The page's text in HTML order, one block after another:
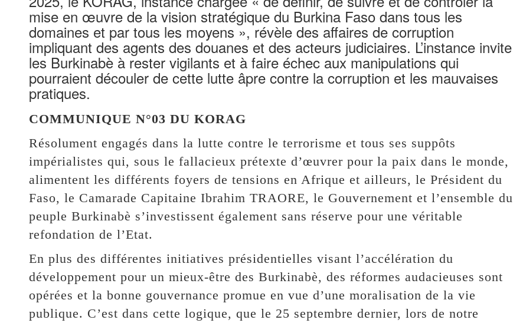
mise en œuvre de la vision stratégique du Burkina Faso dans tous les
domaines et par tous les moyens », révèle des affaires de corruption
impliquant des agents des douanes et des acteurs judiciaires. L’instance invite
les Burkinabè à rester vigilants et à faire échec aux manipulations qui
pourraient découler de cette lutte âpre contre la corruption et les mauvaises
pratiques.
COMMUNIQUE N°03 DU KORAG
Résolument engagés dans la lutte contre le terrorisme et tous ses suppôts
impérialistes qui, sous le fallacieux prétexte d’œuvrer pour la paix dans le monde,
alimentent les différents foyers de tensions en Afrique et ailleurs, le Président du
Faso, le Camarade Capitaine Ibrahim TRAORE, le Gouvernement et l’ensemble du
peuple Burkinabè s’investissent également sans réserve pour une véritable
refondation de l’Etat.
En plus des différentes initiatives présidentielles visant l’accélération du
développement pour un mieux-être des Burkinabè, des réformes audacieuses sont
opérées et la bonne gouvernance promue en vue d’une moralisation de la vie
publique. C’est dans cette logique, que le 25 septembre dernier, lors de notre